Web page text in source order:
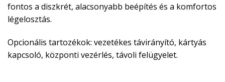
fontos a diszkrét, alacsonyabb beépítés és a komfortos
légelosztás.
Opcionális tartozékok: vezetékes távirányító, kártyás
kapcsoló, központi vezérlés, távoli felügyelet.